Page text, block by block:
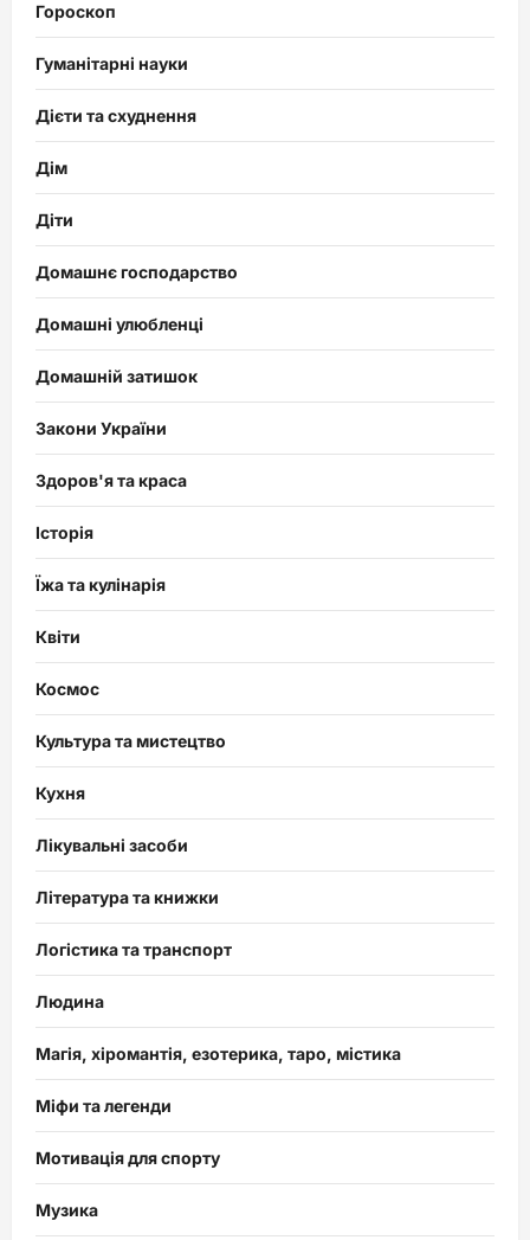
Гороскоп
Гуманітарні науки
Дієти та схуднення
Дім
Діти
Домашнє господарство
Домашні улюбленці
Домашній затишок
Закони України
Здоров'я та краса
Історія
Їжа та кулінарія
Квіти
Космос
Культура та мистецтво
Кухня
Лікувальні засоби
Література та книжки
Логістика та транспорт
Людина
Магія, хіромантія, езотерика, таро, містика
Міфи та легенди
Мотивація для спорту
Музика